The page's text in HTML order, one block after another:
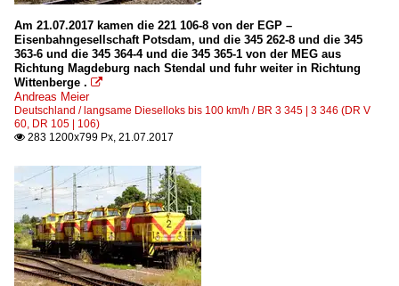
Am 21.07.2017 kamen die 221 106-8 von der EGP –
Eisenbahngesellschaft Potsdam, und die 345 262-8 und die 345
363-6 und die 345 364-4 und die 345 365-1 von der MEG aus
Richtung Magdeburg nach Stendal und fuhr weiter in Richtung
Wittenberge . 
Andreas Meier
Deutschland / langsame Dieselloks bis 100 km/h / BR 3 345 | 3 346 (DR V
60, DR 105 | 106)
 283 1200x799 Px, 21.07.2017